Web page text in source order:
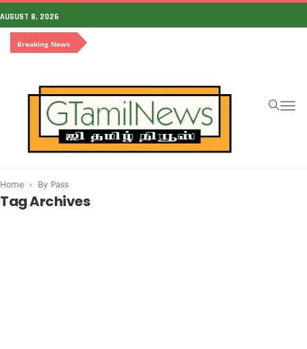
AUGUST 8, 2026
Breaking News
Home By Pass
Tag Archives